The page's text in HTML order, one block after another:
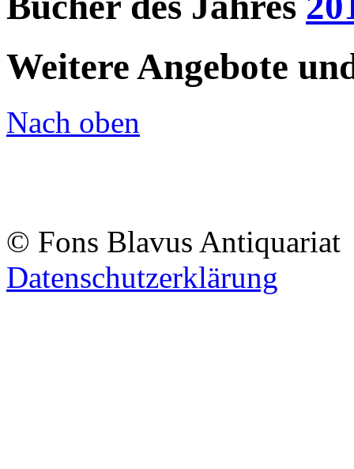
Weitere Angebote
Nach oben
© Fons Blavus
Datenschutzerklärung